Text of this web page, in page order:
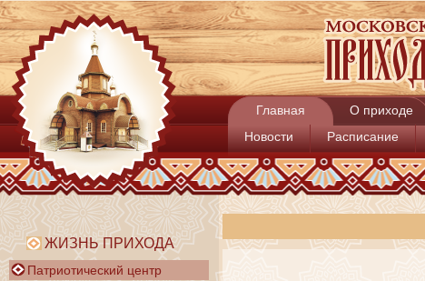
Главная
Новости
Расписание
О приходе
ЖИЗНЬ ПРИХОДА
Патриотический центр